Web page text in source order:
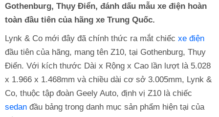
Gothenburg, Thụy Điển, đánh dấu mẫu xe điện hoàn
toàn đầu tiên của hãng xe Trung Quốc.
Lynk & Co mới đây đã chính thức ra mắt chiếc xe điện
đầu tiên của hãng, mang tên Z10, tại Gothenburg, Thụy
Điển. Với kích thước Dài x Rộng x Cao lần lượt là 5.028
x 1.966 x 1.468mm và chiều dài cơ sở 3.005mm, Lynk &
Co, thuộc tập đoàn Geely Auto, định vị Z10 là chiếc
sedan đầu bảng trong danh mục sản phẩm hiện tại của